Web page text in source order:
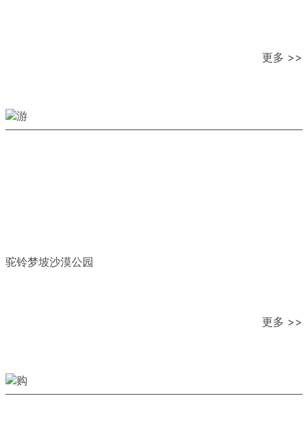
更多 >>
驼铃梦坡沙漠公园
更多 >>